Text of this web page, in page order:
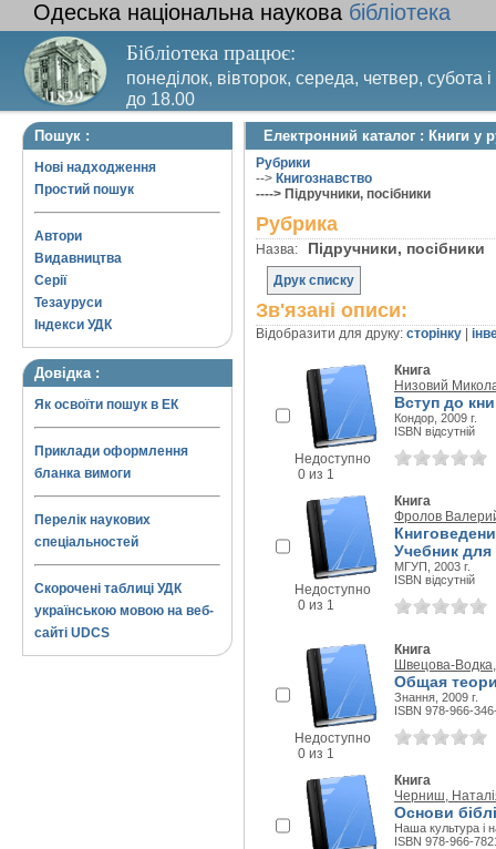
Одеська національна наукова бібліотека
Бібліотека працює:
понеділок, вівторок, середа, четвер, субота
до 18.00
Вихідний день – п’ятниця. Останній четвер
Пошук :
Нові надходження
Простий пошук
Автори
Видавництва
Серії
Тезауруси
Індекси УДК
Довідка :
Як освоїти пошук в ЕК
Приклади оформлення
бланка вимоги
Перелік наукових
спеціальностей
Скорочені таблиці УДК
українською мовою на веб-
сайті UDCS
Електронний каталог : Книги у
Рубрики
--> Книгознавство
----> Підручники, посібники
Рубрика
Назва: Підручники, посібники
Друк списку
Зв'язані описи:
Відобразити для друку: сторінку
Недоступно
0 из 1
Книга
Низовий
Вступ до
Кондор, 2009 г.
ISBN відсутній
Недоступно
0 из 1
Книга
Фролов
Учебник для
МГУП, 2003 г.
ISBN відсутній
Недоступно
0 из 1
Книга
Швецова-
Общая
Знання, 2009 г.
ISBN 978-966-
Книга
Черниш,
Основи
Наша культура і
ISBN 978-966-